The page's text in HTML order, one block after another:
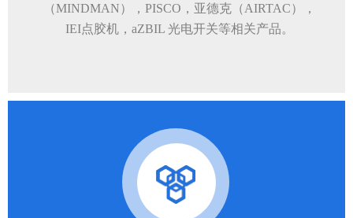
（MINDMAN），PISCO，亚德克（AIRTAC），
IEI点胶机，aZBIL 光电开关等相关产品。